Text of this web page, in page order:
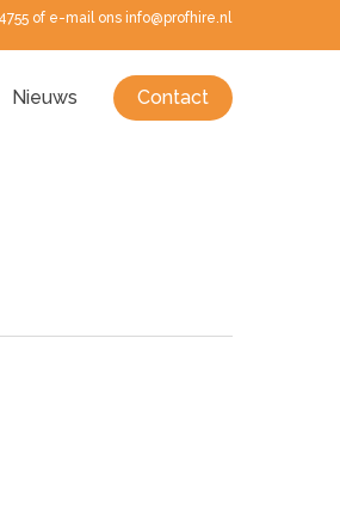
of e-mail ons info@profhire.nl
Nieuws Contact